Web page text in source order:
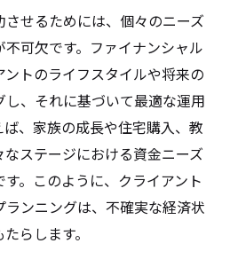
せるためには、個々のニーズ
可欠です。ファイナンシャル
トのライフスタイルや将来の
、それに基づいて最適な運用
、家族の成長や住宅購入、教
ステージにおける資金ニーズ
。このように、クライアント
ンニングは、不確実な経済状
らします。